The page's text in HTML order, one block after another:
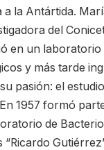
a la Antártida.
del
en un laboratorio
y más tarde
pasión: el
1957 formó
de